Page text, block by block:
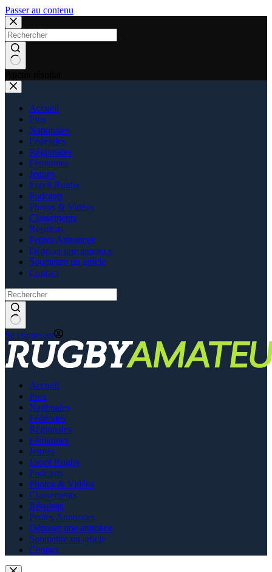
Passer au contenu
Accueil
Pros
Nationales
Fédérales
Régionales
Féminines
Jeunes
Esprit Rugby
Podcasts
Photos & Vidéos
Classements
Résultats
Petites Annonces
Déposer une annonce
Soumettre un article
Contact
Se connecter
Accueil
Pros
Nationales
Fédérales
Régionales
Féminines
Jeunes
Esprit Rugby
Podcasts
Photos & Vidéos
Classements
Résultats
Petites Annonces
Déposer une annonce
Soumettre un article
Contact